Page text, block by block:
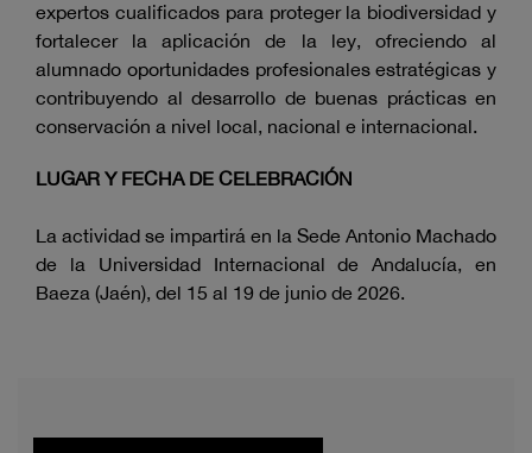
expertos cualificados para proteger la biodiversidad y
fortalecer la aplicación de la ley, ofreciendo al
alumnado oportunidades profesionales estratégicas y
contribuyendo al desarrollo de buenas prácticas en
conservación a nivel local, nacional e internacional.
LUGAR Y FECHA DE CELEBRACIÓN
La actividad se impartirá en la Sede Antonio Machado
de la Universidad Internacional de Andalucía, en
Baeza (Jaén), del 15 al 19 de junio de 2026.